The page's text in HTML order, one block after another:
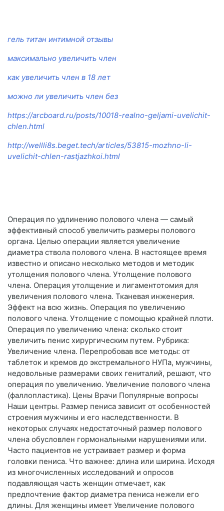
гель титан интимной отзывы
максимально увеличить член
как увеличить член в 18 лет
можно ли увеличить член без
https://arcboard.ru/posts/10018-realno-geljami-uvelichit-
chlen.html
http://wellli8s.beget.tech/articles/53815-mozhno-li-
uvelichit-chlen-rastjazhkoi.html
Операция по удлинению полового члена — самый
эффективный способ увеличить размеры полового
органа. Целью операции является увеличение
диаметра ствола полового члена. В настоящее время
известно и описано несколько методов и методик
утолщения полового члена. Утолщение полового
члена. Операция утолщение и лигаментотомия для
увеличения полового члена. Тканевая инженерия.
Эффект на всю жизнь. Операция по увеличению
полового члена. Утолщение с помощью крайней плоти.
Операция по увеличению члена: сколько стоит
увеличить пенис хирургическим путем. Рубрика:
Увеличение члена. Перепробовав все методы: от
таблеток и кремов до экстремального НУПа, мужчины,
недовольные размерами своих гениталий, решают, что
операция по увеличению. Увеличение полового члена
(фаллопластика). Цены Врачи Популярные вопросы
Наши центры. Размер пениса зависит от особенностей
строения мужчины и его наследственности. В
некоторых случаях недостаточный размер полового
члена обусловлен гормональными нарушениями или.
Часто пациентов не устраивает размер и форма
головки пениса. Что важнее: длина или ширина. Исходя
из многочисленных исследований и опросов
подавляющая часть женщин отмечает, как
предпочтение фактор диаметра пениса нежели его
длины. Для женщины имеет Увеличение полового